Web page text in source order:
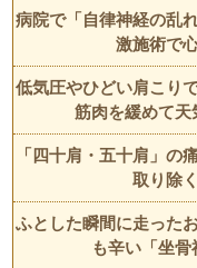
病院で「自律神経の乱
激施術で
低気圧やひどい肩こり
筋肉を緩めて天
「四十肩・五十肩」
取り除
ふとした瞬間に走った
も辛い「坐